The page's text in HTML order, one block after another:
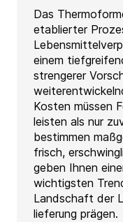
Das
etablierter
einem
strengerer
Kosten müssen
leisten als nur
bestimmen
frisch,
geben Ihnen
wichtigsten
Landschaft der
lieferung prägen.